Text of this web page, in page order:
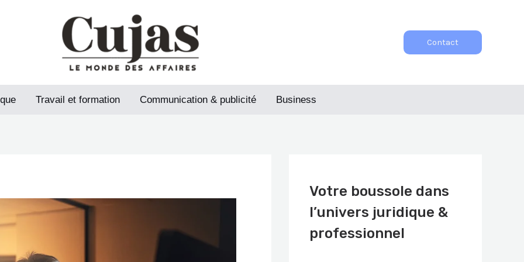
Contact
Travail et formation Communication & publicité Business
Votre boussole dans
l’univers juridique &
professionnel